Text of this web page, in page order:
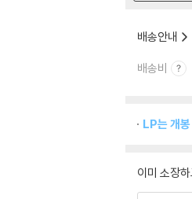
배송안내
배송비
LP는 개
이미 소장